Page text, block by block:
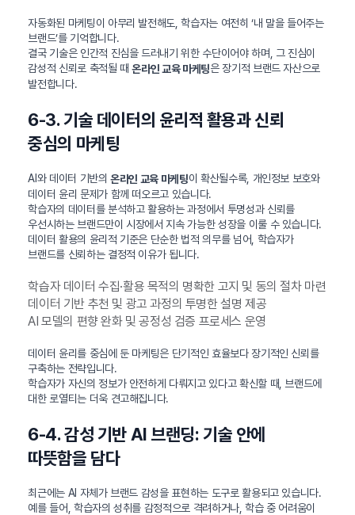
자동화된 마케팅이 아무리 발전해도, 학습자는 여전히 ‘내 말을 들어주는
브랜드’를 기억합니다.
결국 기술은 인간적 진심을 드러내기 위한 수단이어야 하며, 그 진심이
감성적 신뢰로 축적될 때온라인 교육 마케팅은 장기적 브랜드 자산으로
발전합니다.
6-3. 기술 데이터의 윤리적 활용과 신뢰
중심의 마케팅
AI와 데이터 기반의온라인 교육 마케팅이 확산될수록, 개인정보 보호와
데이터 윤리 문제가 함께 떠오르고 있습니다.
학습자의 데이터를 분석하고 활용하는 과정에서 투명성과 신뢰를
우선시하는 브랜드만이 시장에서 지속 가능한 성장을 이룰 수 있습니다.
데이터 활용의 윤리적 기준은 단순한 법적 의무를 넘어, 학습자가
브랜드를 신뢰하는 결정적 이유가 됩니다.
학습자 데이터 수집·활용 목적의 명확한 고지 및 동의 절차 마련
데이터 기반 추천 및 광고 과정의 투명한 설명 제공
AI 모델의 편향 완화 및 공정성 검증 프로세스 운영
데이터 윤리를 중심에 둔 마케팅은 단기적인 효율보다 장기적인 신뢰를
구축하는 전략입니다.
학습자가 자신의 정보가 안전하게 다뤄지고 있다고 확신할 때, 브랜드에
대한 로열티는 더욱 견고해집니다.
6-4. 감성 기반 AI 브랜딩: 기술 안에
따뜻함을 담다
최근에는 AI 자체가 브랜드 감성을 표현하는 도구로 활용되고 있습니다.
예를 들어, 학습자의 성취를 감정적으로 격려하거나, 학습 중 어려움이